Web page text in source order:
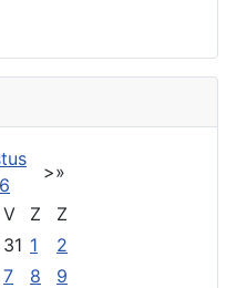
>»
V Z
Z
31 1
2
7 8
9